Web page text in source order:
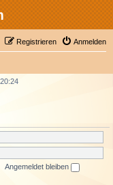
Anmelden
Registrieren
Angemeldet bleiben